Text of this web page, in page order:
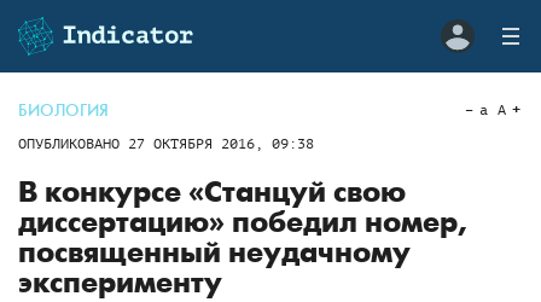
БИОЛОГИЯ
ОПУБЛИКОВАНО 27 ОКТЯБРЯ 2016, 09:38
a A
В конкурсе «Станцуй свою
диссертацию» победил номер,
посвященный неудачному
эксперименту